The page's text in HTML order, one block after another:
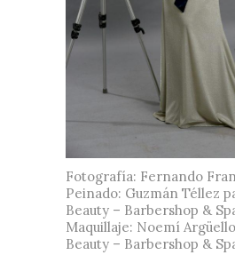
Fotografía: Fernando
Peinado: Guzmán Téllez
Beauty – Barbershop &
Maquillaje: Noemí
Beauty – Barbershop &